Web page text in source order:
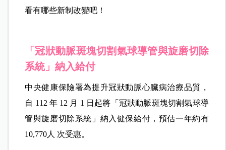
看有哪些新制改變吧！
「冠狀動脈斑塊切割氣球導管與旋磨切除
系統」納入給付
中央健康保險署為提升冠狀動脈心臟病治療品質，
自 112 年 12 月 1 日起將「冠狀動脈斑塊切割氣球導
管與旋磨切除系統」納入健保給付，預估一年約有
10,770人 次受惠。